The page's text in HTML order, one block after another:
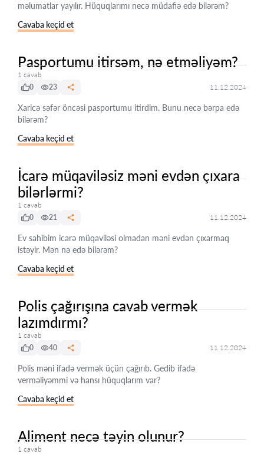
məlumatlar yayılır. Hüquqlarımı necə müdafiə edə bilərəm?
Cavaba keçid et
Pasportumu itirsəm, nə etməliyəm?
1 cavab
0
23 11.12.2024
Xaricə səfər öncəsi pasportumu itirdim. Bunu necə bərpa edə
bilərəm?
Cavaba keçid et
İcarə müqaviləsiz məni evdən çıxara
bilərlərmi?
1 cavab
0
21 11.12.2024
Ev sahibim icarə müqaviləsi olmadan məni evdən çıxarmaq
istəyir. Mən nə edə bilərəm?
Cavaba keçid et
Polis çağırışına cavab vermək
lazımdırmı?
1 cavab
0
40 11.12.2024
Polis məni ifadə vermək üçün çağırıb. Gedib ifadə
verməliyəmmi və hansı hüquqlarım var?
Cavaba keçid et
Aliment necə təyin olunur?
1 cavab